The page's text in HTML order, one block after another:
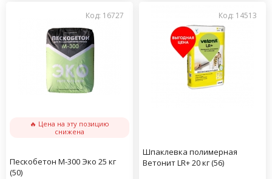
Код: 16727
🔥 Цена на эту позицию
снижена
Пескобетон М-300 Эко 25 кг
(50)
Код: 14513
Шпаклевка полимерная
Ветонит LR+ 20 кг (56)